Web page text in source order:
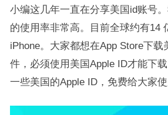
小编这几年一直在分享美国id账号
的使用率非常高。目前全球约有14
iPhone。大家都想在App Store下载
件，必须使用美国Apple ID才能下
一些美国的Apple ID，免费给大家使